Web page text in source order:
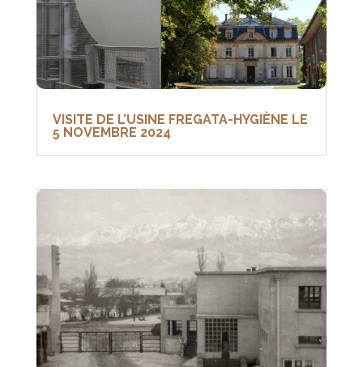
VISITE DE L’USINE FREGATA-HYGIÈNE LE
5 NOVEMBRE 2024